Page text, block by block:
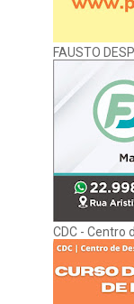
FAUSTO
CDC - Centro